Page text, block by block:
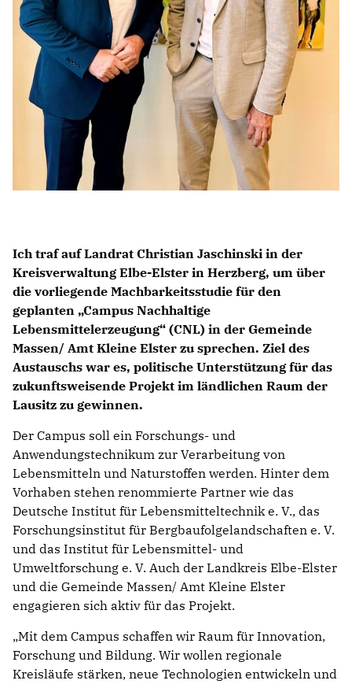
Ich traf auf Landrat Christian Jaschinski in der
Kreisverwaltung Elbe-Elster in Herzberg, um über
die vorliegende Machbarkeitsstudie für den
geplanten „Campus Nachhaltige
Lebensmittelerzeugung“ (CNL) in der Gemeinde
Massen/ Amt Kleine Elster zu sprechen. Ziel des
Austauschs war es, politische Unterstützung für das
zukunftsweisende Projekt im ländlichen Raum der
Lausitz zu gewinnen.
Der Campus soll ein Forschungs- und
Anwendungstechnikum zur Verarbeitung von
Lebensmitteln und Naturstoffen werden. Hinter dem
Vorhaben stehen renommierte Partner wie das
Deutsche Institut für Lebensmitteltechnik e. V., das
Forschungsinstitut für Bergbaufolgelandschaften e. V.
und das Institut für Lebensmittel- und
Umweltforschung e. V. Auch der Landkreis Elbe-Elster
und die Gemeinde Massen/ Amt Kleine Elster
engagieren sich aktiv für das Projekt.
Mit dem Campus schaffen wir Raum für Innovation,
Forschung und Bildung. Wir wollen regionale
Kreisläufe stärken, neue Technologien entwickeln und